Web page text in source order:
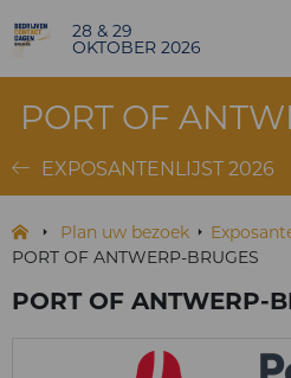
28 & 29
OKTOBER 2026
PORT OF
EXPOSANTENLIJST 2026
Plan uw bezoek
PORT OF ANTWERP-BRUGES
PORT OF ANTWERP-